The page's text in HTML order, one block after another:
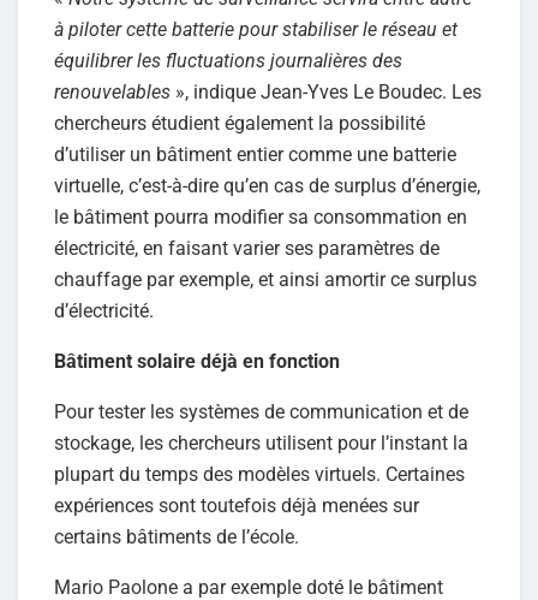
à piloter cette batterie pour stabiliser le réseau et
équilibrer les fluctuations journalières des
renouvelables », indique Jean-Yves Le Boudec. Les
chercheurs étudient également la possibilité
d’utiliser un bâtiment entier comme une batterie
virtuelle, c’est-à-dire qu’en cas de surplus d’énergie,
le bâtiment pourra modifier sa consommation en
électricité, en faisant varier ses paramètres de
chauffage par exemple, et ainsi amortir ce surplus
d’électricité.
Bâtiment solaire déjà en fonction
Pour tester les systèmes de communication et de
stockage, les chercheurs utilisent pour l’instant la
plupart du temps des modèles virtuels. Certaines
expériences sont toutefois déjà menées sur
certains bâtiments de l’école.
Mario Paolone a par exemple doté le bâtiment